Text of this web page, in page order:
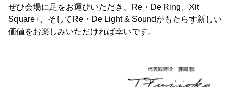
ぜひ会場に足をお運びいただき、Re・De Ring、Xit
Square+、そしてRe・De Light & Soundがもたらす新しい
価値をお楽しみいただければ幸いです。